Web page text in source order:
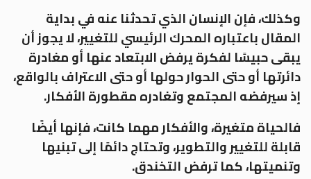
وكذلك، فإن الإنسان الذي تحدثنا عنه في بداية
المقال باعتباره المحرك الرئيسي للتغيير، لا يجوز أن
يبقى حبيسًا لفكرة يرفض الابتعاد عنها أو مغادرة
دائرتها أو حتى الحوار حولها أو حتى الاعتراف بالواقع،
إذ سيرفضه المجتمع وتغادره مقطورة الأفكار.
فالحياة متغيرة، والأفكار مهما كانت، فإنها أيضًا
قابلة للتغيير والتطوير، وتحتاج دائمًا إلى تبنيها
وتنميتها، كما ترفض التخندق.